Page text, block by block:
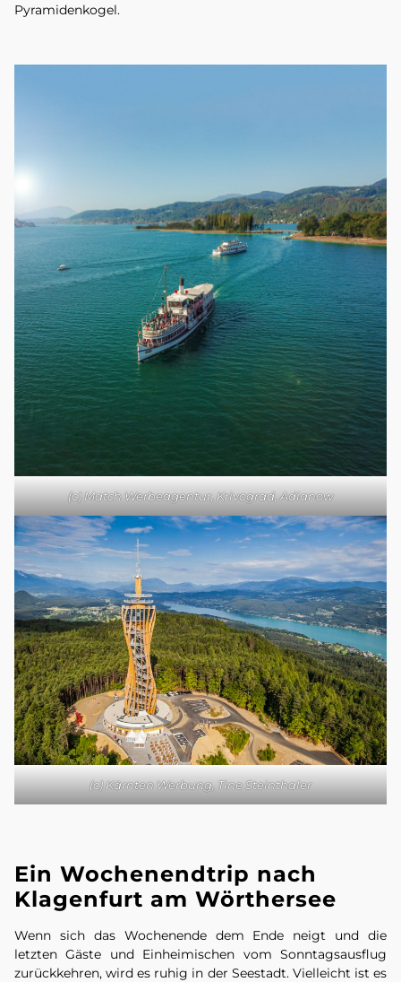
Pyramidenkogel.
(c) Match Werbeagentur, Krivograd, Adianow
(c) Kärnten Werbung, Tine Steinthaler
Ein Wochenendtrip nach
Klagenfurt am Wörthersee
Wenn sich das Wochenende dem Ende neigt und die
letzten Gäste und Einheimischen vom Sonntagsausflug
zurückkehren, wird es ruhig in der Seestadt. Vielleicht ist es